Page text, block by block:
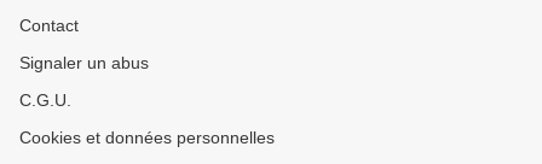
Contact
Signaler un abus
C.G.U.
Cookies et données personnelles